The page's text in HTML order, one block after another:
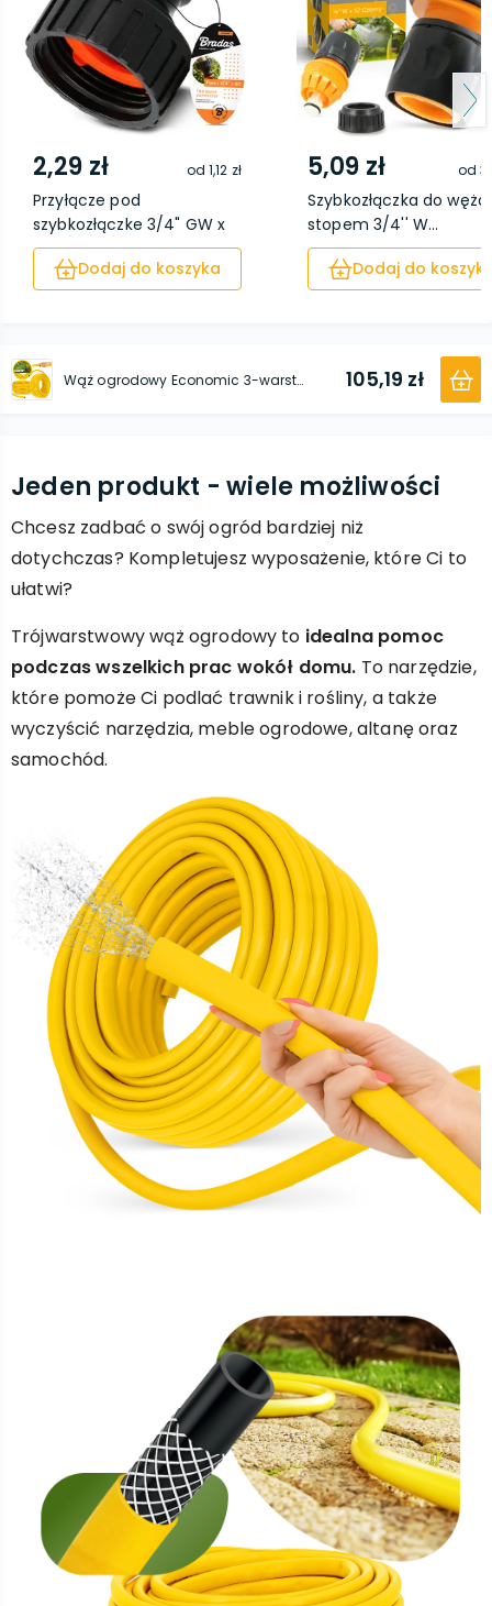
2,29 zł od1,12 zł
Przyłącze pod
szybkozłączke 3/4" GW x
S...
Dodaj do koszyka
5,09 zł od
Szybkozłączka do węża
stopem 3/4'' W...
Dodaj do
Wąż ogrodowy Economic 3-warstwowy Żółty 3/4'' 30 m 105,19 zł
Jeden produkt - wiele możliwości
Chcesz zadbać o swój ogród bardziej niż
dotychczas? Kompletujesz wyposażenie, które Ci to
ułatwi?
Trójwarstwowy wąż ogrodowy to idealna pomoc
podczas wszelkich prac wokół domu. To narzędzie,
które pomoże Ci podlać trawnik i rośliny, a także
wyczyścić narzędzia, meble ogrodowe, altanę oraz
samochód.